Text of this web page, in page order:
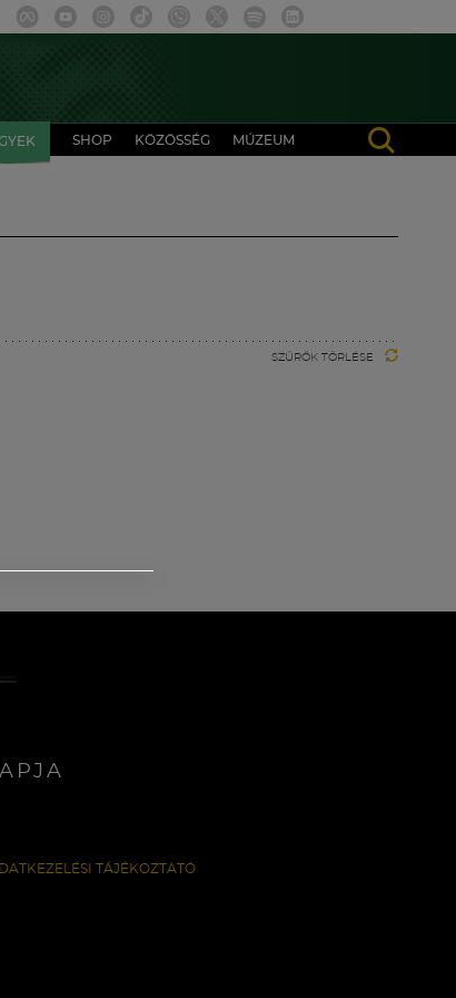
SHOP KÖZÖSSÉG MÚZEUM
SZŰRŐK TÖRLÉSE
TÁJÉKOZTATÓ